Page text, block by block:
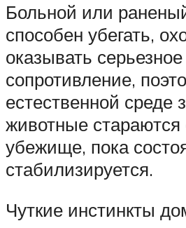
Больной или
способен убегать,
оказывать серьезное
сопротивление,
естественной среде
животные стараются
убежище, пока
стабилизируется.
Чуткие инстинкты